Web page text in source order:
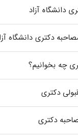
دانشگاه آزاد
دکتری دانشگاه
چه بخوانیم؟
دکتری
دکتری